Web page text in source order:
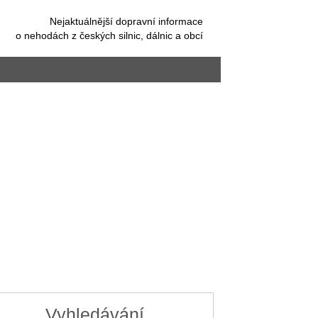
Nejaktuálnější dopravní informace
o nehodách z českých silnic, dálnic a obcí